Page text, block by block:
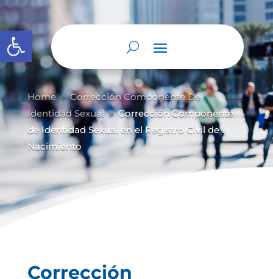
Abrir barra de herramientas
Home 9 Corrección Componente De
Identidad Sexual 9 Corrección Componente
de Identidad Sexual en el Registro Civil de
Nacimiento
Corrección